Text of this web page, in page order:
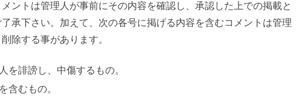
ントは管理人が事前にその内容を確認し、承認した上での掲載と
承下さい。加えて、次の各号に掲げる内容を含むコメントは管理
除する事があります。
を誹謗し、中傷するもの。
含むもの。